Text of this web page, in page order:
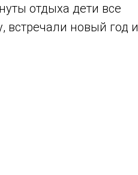
отдыха дети все
встречали новый год и